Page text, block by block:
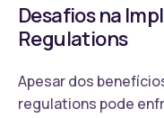
Desafios na
Regulations
Apesar dos
regulations pode